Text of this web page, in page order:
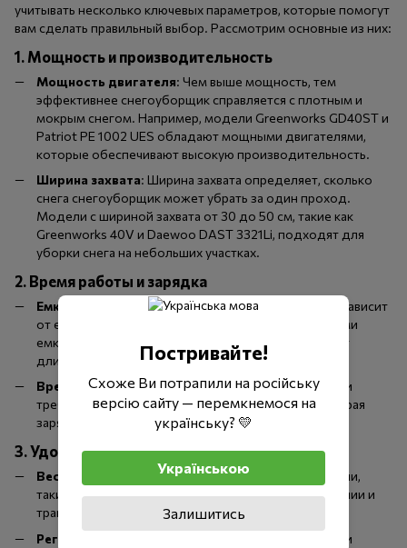
учитывать несколько ключевых параметров, которые помогут
вам сделать правильный выбор. Рассмотрим основные из них:
1. Мощность и производительность
Мощность двигателя: Чем выше мощность, тем
эффективнее снегоуборщик справляется с плотным и
мокрым снегом. Например, модели Greenworks GD40ST и
Patriot PE 1002 UES обладают мощными двигателями,
которые обеспечивают высокую производительность.
Ширина захвата: Ширина захвата определяет, сколько
снега снегоуборщик может убрать за один проход.
Модели с шириной захвата от 30 до 50 см, такие как
Greenworks 40V и Daewoo DAST 3321Li, подходят для
уборки снега на небольших участках.
2. Время работы и зарядка
Емкость аккумулятора: Время работы напрямую зависит
от емкости аккумулятора. Модели с аккумуляторами
емкостью 4 Ач, как у Greenworks 40V, обеспечивают
длительное время работы без подзарядки.
Время зарядки: Важно учитывать, сколько времени
требуется для полной зарядки аккумулятора. Быстрая
зарядка позволяет быстрее вернуться к работе.
3. Удобство использования
Вес и маневренность: Легкие и компактные модели,
такие как Patriot PE 1001UES, удобны в использовании и
транспортировке.
Регулировка рукоятки
: Возможность регулировки
Постривайте!
Схоже Ви потрапили на російську
версію сайту — перемкнемося на
українську? 💛
Українською
Залишитись